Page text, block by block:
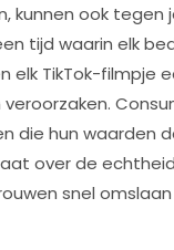
kunnen ook tegen
tijd waarin elk
elk TikTok-filmpje
die hun waarden
over de
snel